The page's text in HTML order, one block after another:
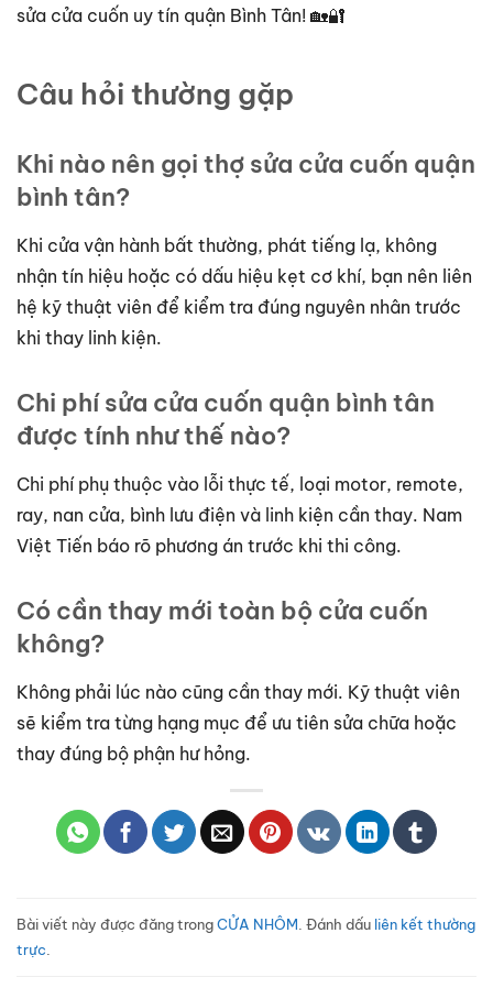
sửa cửa cuốn uy tín quận Bình Tân! 🏡🔐
Câu hỏi thường gặp
Khi nào nên gọi thợ sửa cửa cuốn quận
bình tân?
Khi cửa vận hành bất thường, phát tiếng lạ, không
nhận tín hiệu hoặc có dấu hiệu kẹt cơ khí, bạn nên liên
hệ kỹ thuật viên để kiểm tra đúng nguyên nhân trước
khi thay linh kiện.
Chi phí sửa cửa cuốn quận bình tân
được tính như thế nào?
Chi phí phụ thuộc vào lỗi thực tế, loại motor, remote,
ray, nan cửa, bình lưu điện và linh kiện cần thay. Nam
Việt Tiến báo rõ phương án trước khi thi công.
Có cần thay mới toàn bộ cửa cuốn
không?
Không phải lúc nào cũng cần thay mới. Kỹ thuật viên
sẽ kiểm tra từng hạng mục để ưu tiên sửa chữa hoặc
thay đúng bộ phận hư hỏng.
Bài viết này được đăng trongCỬA NHÔM . Đánh dấu liên kết thường
trực